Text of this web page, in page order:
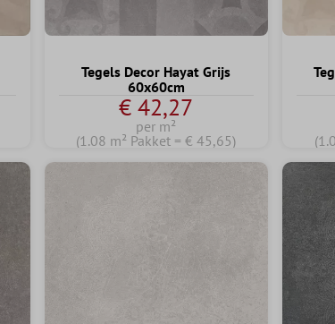
Tegels Decor Hayat Grijs
60x60cm
€ 42,27
per m²
(1.08 m² Pakket = € 45,65)